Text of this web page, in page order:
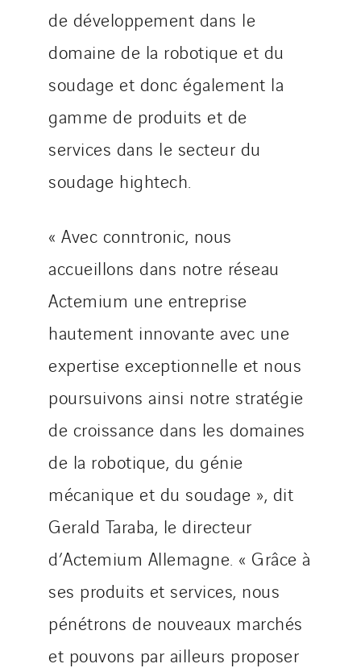
de développement dans le
domaine de la robotique et du
soudage et donc également la
gamme de produits et de
services dans le secteur du
soudage hightech.
« Avec conntronic, nous
accueillons dans notre réseau
Actemium une entreprise
hautement innovante avec une
expertise exceptionnelle et nous
poursuivons ainsi notre stratégie
de croissance dans les domaines
de la robotique, du génie
mécanique et du soudage », dit
Gerald Taraba, le directeur
d’Actemium Allemagne. « Grâce à
ses produits et services, nous
pénétrons de nouveaux marchés
et pouvons par ailleurs proposer